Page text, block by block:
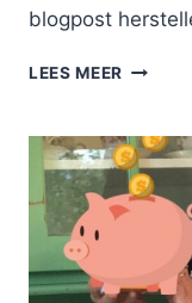
blogpost
LEES MEER
JE
HEM
PER